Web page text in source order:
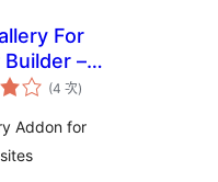
For
–
(4 次評
分
數
)
Addon for